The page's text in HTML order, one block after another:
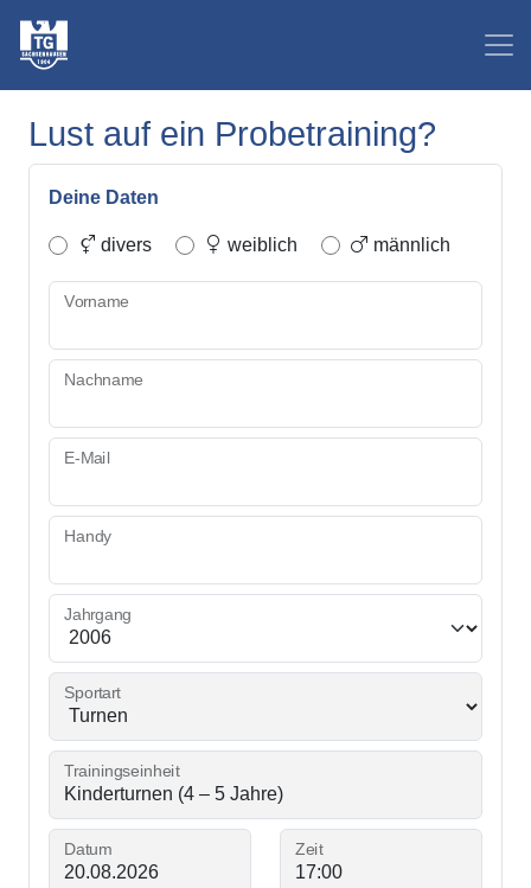
Lust auf ein Probetraining?
Deine Daten
divers weiblich männlich
Vorname
Nachname
E-Mail
Handy
Jahrgang
Sportart
Trainingseinheit
Datum Zeit